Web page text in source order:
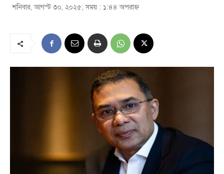
শনিবার, আগস্ট ৩০, ২০২৫; সময় : ১:৪৪ অপরাহ্ণ